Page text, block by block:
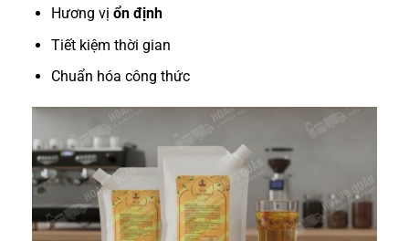
Hương vị ổn định
Tiết kiệm thời gian
Chuẩn hóa công thức